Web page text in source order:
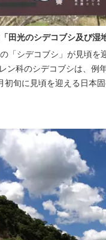
田光のシデコブシ及び湿
「シデコブシ」が見頃を
初旬に見頃を迎える日本
生するシデコブシは、三
どの北勢地方に見られ こ
布の西の端にあたります。 約500